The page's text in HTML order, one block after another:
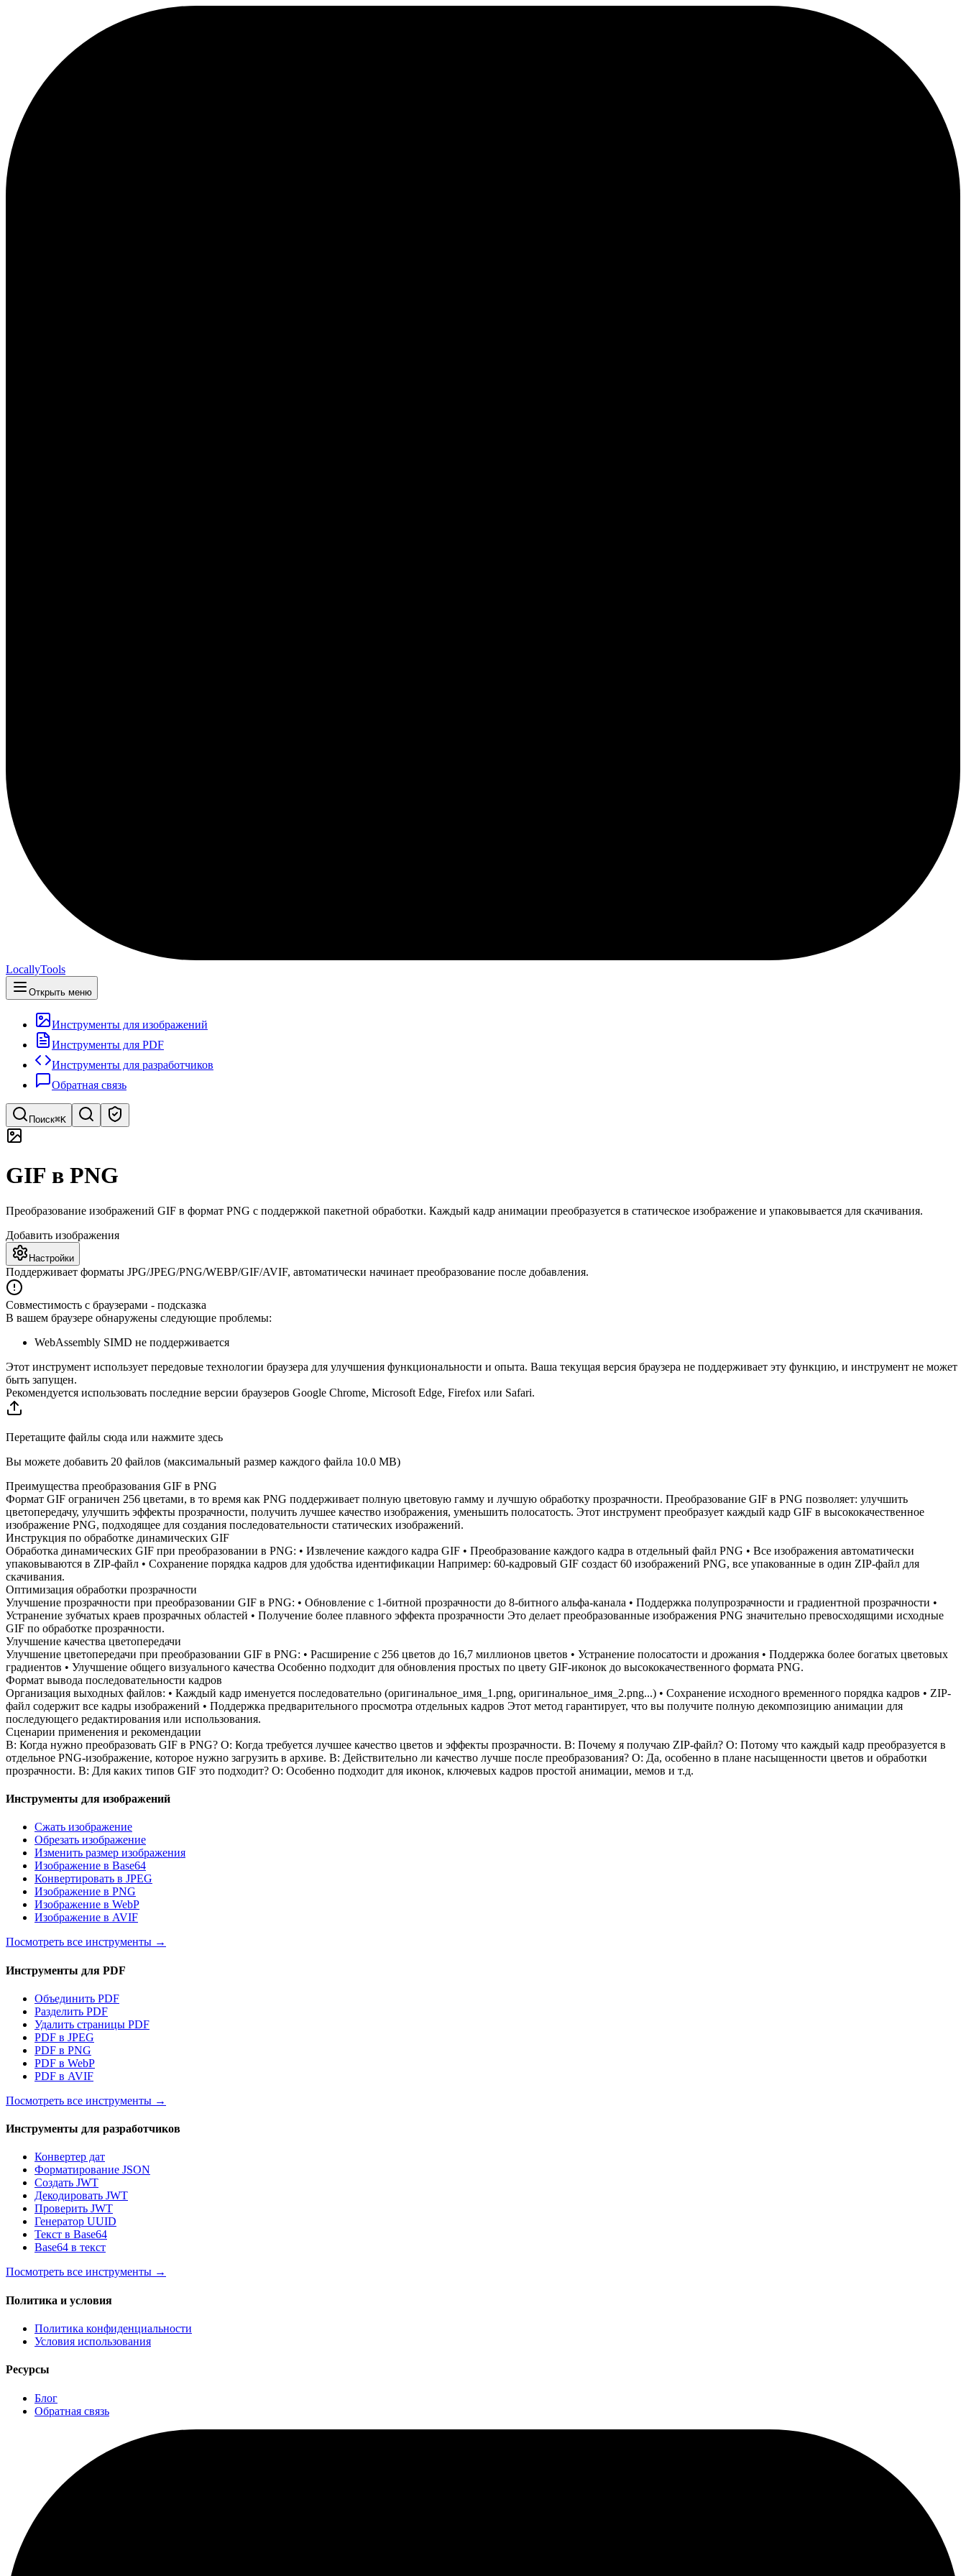
LocallyTools
Открыть меню
Инструменты для изображений
Инструменты для PDF
Инструменты для разработчиков
Обратная связь
Поиск⌘K
Быстрый поиск инструментов
GIF в PNG
Преобразование изображений GIF в формат PNG с поддержкой пакетной обработки. Каждый кадр анимации преобразуется в статическое изображение и упаковывается для скачивания.
Добавить изображения
Настройки
Поддерживает форматы JPG/JPEG/PNG/WEBP/GIF/AVIF, автоматически начинает преобразование после добавления.
Совместимость с браузерами - подсказка
В вашем браузере обнаружены следующие проблемы:
WebAssembly SIMD не поддерживается
Этот инструмент использует передовые технологии браузера для улучшения функциональности и опыта. Ваша текущая версия браузера не поддерживает эту функцию, и инструмент не может
быть запущен.
Рекомендуется использовать последние версии браузеров Google Chrome, Microsoft Edge, Firefox или Safari.
Перетащите файлы сюда или нажмите здесь
Вы можете добавить 20 файлов (максимальный размер каждого файла 10.0 MB)
Преимущества преобразования GIF в PNG
Формат GIF ограничен 256 цветами, в то время как PNG поддерживает полную цветовую гамму и лучшую обработку прозрачности. Преобразование GIF в PNG позволяет: улучшить
цветопередачу, улучшить эффекты прозрачности, получить лучшее качество изображения, уменьшить полосатость. Этот инструмент преобразует каждый кадр GIF в высококачественное
изображение PNG, подходящее для создания последовательности статических изображений.
Инструкция по обработке динамических GIF
Обработка динамических GIF при преобразовании в PNG: • Извлечение каждого кадра GIF • Преобразование каждого кадра в отдельный файл PNG • Все изображения автоматически
упаковываются в ZIP-файл • Сохранение порядка кадров для удобства идентификации Например: 60-кадровый GIF создаст 60 изображений PNG, все упакованные в один ZIP-файл для
скачивания.
Оптимизация обработки прозрачности
Улучшение прозрачности при преобразовании GIF в PNG: • Обновление с 1-битной прозрачности до 8-битного альфа-канала • Поддержка полупрозрачности и градиентной прозрачности •
Устранение зубчатых краев прозрачных областей • Получение более плавного эффекта прозрачности Это делает преобразованные изображения PNG значительно превосходящими исходные
GIF по обработке прозрачности.
Улучшение качества цветопередачи
Улучшение цветопередачи при преобразовании GIF в PNG: • Расширение с 256 цветов до 16,7 миллионов цветов • Устранение полосатости и дрожания • Поддержка более богатых цветовых
градиентов • Улучшение общего визуального качества Особенно подходит для обновления простых по цвету GIF-иконок до высококачественного формата PNG.
Формат вывода последовательности кадров
Организация выходных файлов: • Каждый кадр именуется последовательно (оригинальное_имя_1.png, оригинальное_имя_2.png...) • Сохранение исходного временного порядка кадров • ZIP-
файл содержит все кадры изображений • Поддержка предварительного просмотра отдельных кадров Этот метод гарантирует, что вы получите полную декомпозицию анимации для
последующего редактирования или использования.
Сценарии применения и рекомендации
В: Когда нужно преобразовать GIF в PNG? О: Когда требуется лучшее качество цветов и эффекты прозрачности. В: Почему я получаю ZIP-файл? О: Потому что каждый кадр преобразуется в
отдельное PNG-изображение, которое нужно загрузить в архиве. В: Действительно ли качество лучше после преобразования? О: Да, особенно в плане насыщенности цветов и обработки
прозрачности. В: Для каких типов GIF это подходит? О: Особенно подходит для иконок, ключевых кадров простой анимации, мемов и т.д.
Инструменты для изображений
Сжать изображение
Обрезать изображение
Изменить размер изображения
Изображение в Base64
Конвертировать в JPEG
Изображение в PNG
Изображение в WebP
Изображение в AVIF
Посмотреть все инструменты →
Инструменты для PDF
Объединить PDF
Разделить PDF
Удалить страницы PDF
PDF в JPEG
PDF в PNG
PDF в WebP
PDF в AVIF
Посмотреть все инструменты →
Инструменты для разработчиков
Конвертер дат
Форматирование JSON
Создать JWT
Декодировать JWT
Проверить JWT
Генератор UUID
Текст в Base64
Base64 в текст
Посмотреть все инструменты →
Политика и условия
Политика конфиденциальности
Условия использования
Ресурсы
Блог
Обратная связь